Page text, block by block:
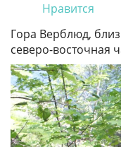
Нравится
Гора Верблюд,
северо-восточная